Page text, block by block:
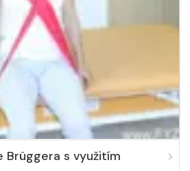
Brüggera s využitím